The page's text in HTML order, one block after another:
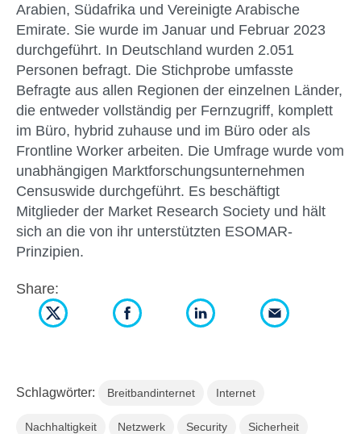
Arabien, Südafrika und Vereinigte Arabische
Emirate. Sie wurde im Januar und Februar 2023
durchgeführt. In Deutschland wurden 2.051
Personen befragt. Die Stichprobe umfasste
Befragte aus allen Regionen der einzelnen Länder,
die entweder vollständig per Fernzugriff, komplett
im Büro, hybrid zuhause und im Büro oder als
Frontline Worker arbeiten. Die Umfrage wurde vom
unabhängigen Marktforschungsunternehmen
Censuswide durchgeführt. Es beschäftigt
Mitglieder der Market Research Society und hält
sich an die von ihr unterstützten ESOMAR-
Prinzipien.
Share:
Schlagwörter: Breitbandinternet Internet
Nachhaltigkeit Netzwerk Security Sicherheit